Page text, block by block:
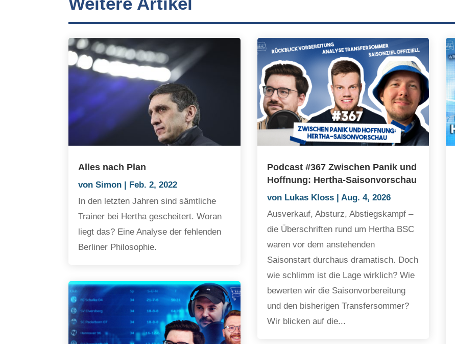
Alles nach Plan
vonSimon | Feb. 2, 2022
In den letzten Jahren sind sämtliche
Trainer bei Hertha gescheitert. Woran
liegt das? Eine Analyse der fehlenden
Berliner Philosophie.
Podcast #367 Zwischen Panik und
Hoffnung: Hertha-Saisonvorschau
von Lukas Kloss| Aug. 4, 2026
Ausverkauf, Absturz, Abstiegskampf –
die Überschriften rund um Hertha BSC
waren vor dem anstehenden
Saisonstart durchaus dramatisch. Doch
wie schlimm ist die Lage wirklich? Wie
bewerten wir die Saisonvorbereitung
und den bisherigen Transfersommer?
Wir blicken auf die...